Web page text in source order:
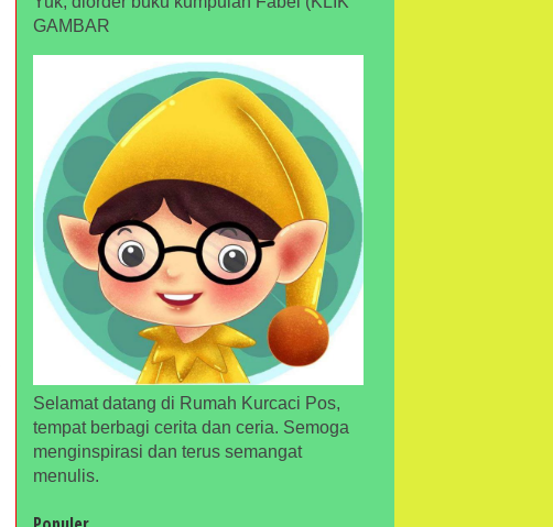
GAMBAR
Selamat datang di Rumah Kurcaci Pos,
tempat berbagi cerita dan ceria. Semoga
menginspirasi dan terus semangat
menulis.